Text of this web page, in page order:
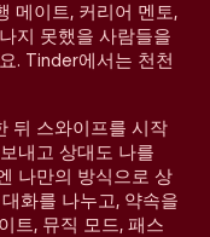
메이트, 커리어 멘토,
지 못했을 사람들을
. Tinder에서는 천천
뒤 스와이프를 시작
내고 상대도 나를
나만의 방식으로 상
화를 나누고, 약속을
트, 뮤직 모드, 패스